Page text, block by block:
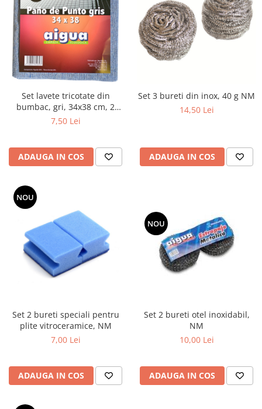
Set lavete tricotate din
bumbac, gri, 34x38 cm, 2
buc/set
7,50 Lei
ADAUGA IN COS
Set 3 bureti din inox, 40 g NM
14,50 Lei
ADAUGA IN COS
NOU
Set 2 bureti speciali pentru
plite vitroceramice, NM
7,00 Lei
ADAUGA IN COS
NOU
Set 2 bureti otel inoxidabil,
NM
10,00 Lei
ADAUGA IN COS